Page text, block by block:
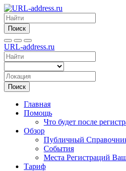
Поиск
URL-address.ru
Поиск
Главная
Помощь
Что будет после
Обзор
Публичный
События
Места Регистраций
Тариф